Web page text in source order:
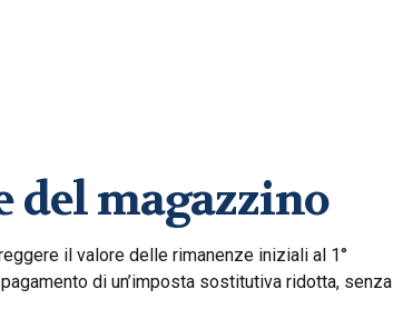
del magazzino
il valore delle rimanenze iniziali al 1°
di un’imposta sostitutiva ridotta, senza